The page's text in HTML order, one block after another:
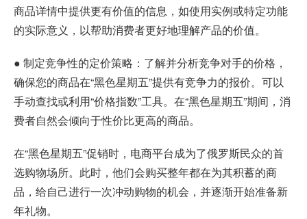
商品详情中提供更有价值的信息，如使用实例或特定功能
的实际意义，以帮助消费者更好地理解产品的价值。
● 制定竞争性的定价策略：了解并分析竞争对手的价格，
确保您的商品在“黑色星期五”提供有竞争力的报价。可以
手动查找或利用“价格指数”工具。在“黑色星期五”期间，消
费者自然会倾向于性价比更高的商品。
在“黑色星期五”促销时，电商平台成为了俄罗斯民众的首
选购物场所。此时，他们会购买整年都在为其积蓄的商
品，给自己进行一次冲动购物的机会，并逐渐开始准备新
年礼物。